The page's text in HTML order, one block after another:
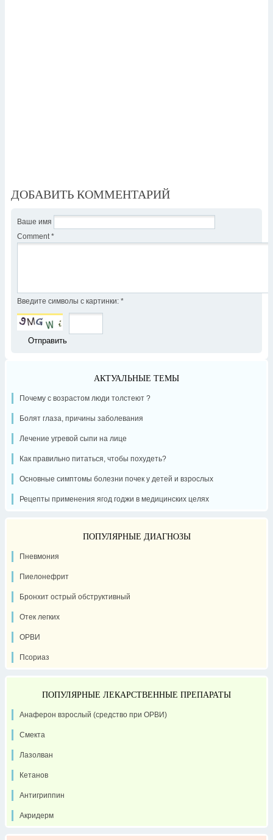
ДОБАВИТЬ КОММЕНТАРИЙ
Ваше имя
Comment *
Введите символы с картинки: *
АКТУАЛЬНЫЕ ТЕМЫ
Почему с возрастом люди толстеют ?
Болят глаза, причины заболевания
Лечение угревой сыпи на лице
Как правильно питаться, чтобы похудеть?
Основные симптомы болезни почек у детей и взрослых
Рецепты применения ягод годжи в медицинских целях
ПОПУЛЯРНЫЕ ДИАГНОЗЫ
Пневмония
Пиелонефрит
Бронхит острый обструктивный
Отек легких
ОРВИ
Псориаз
ПОПУЛЯРНЫЕ ЛЕКАРСТВЕННЫЕ ПРЕПАРАТЫ
Анаферон взрослый (средство при ОРВИ)
Смекта
Лазолван
Кетанов
Антигриппин
Акридерм